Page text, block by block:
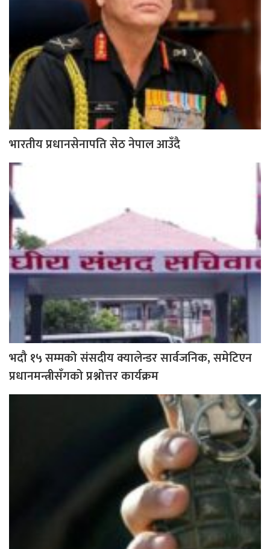
भारतीय प्रधानसेनापति सेठ नेपाल आउँदै
भदौ १५ सम्मको संसदीय क्यालेन्डर सार्वजनिक, समेटिएन
प्रधानमन्त्रीसँगको प्रश्नोत्तर कार्यक्रम